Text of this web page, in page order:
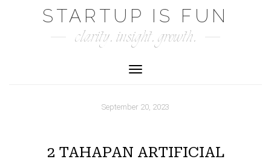
STARTUP IS FUN
clarity. insight. growth.
Toggle Navigation
September 20, 2023
2 TAHAPAN ARTIFICIAL